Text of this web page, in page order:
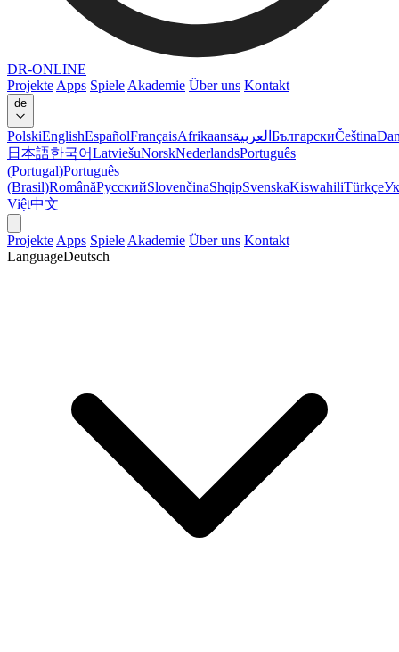
DR-ONLINE
Projekte Apps Spiele Akademie Über uns Kontakt
de
PolskiEnglishEspañolFrançaisAfrikaansالعربية БългарскиČeština
日本語한국어LatviešuNorskNederlandsPortuguês
(Portugal)Português
(Brasil)RomânăРусскийSlovenčinaShqipSvenskaKiswahiliTürkçe
Việt中文
Projekte Apps Spiele Akademie Über uns Kontakt
LanguageDeutsch